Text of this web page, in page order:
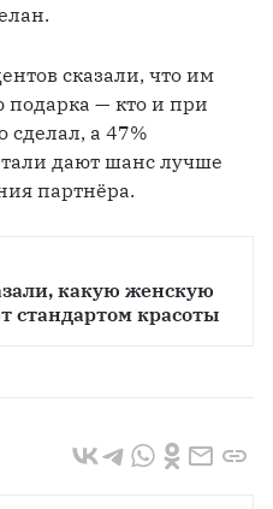
сказали, что им
подарка — кто и при
сделал, а 47%
дают шанс лучше
партнёра.
какую женскую
стандартом красоты